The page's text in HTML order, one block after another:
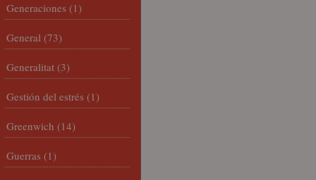
Generaciones (1)
General (73)
Generalitat (3)
Gestión del estrés (1)
Greenwich (14)
Guerras (1)